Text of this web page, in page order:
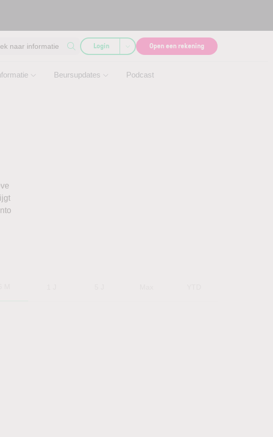
Beursupdates Podcast
naar informatie Login Open een rekening